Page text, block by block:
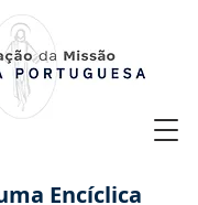
Encíclica